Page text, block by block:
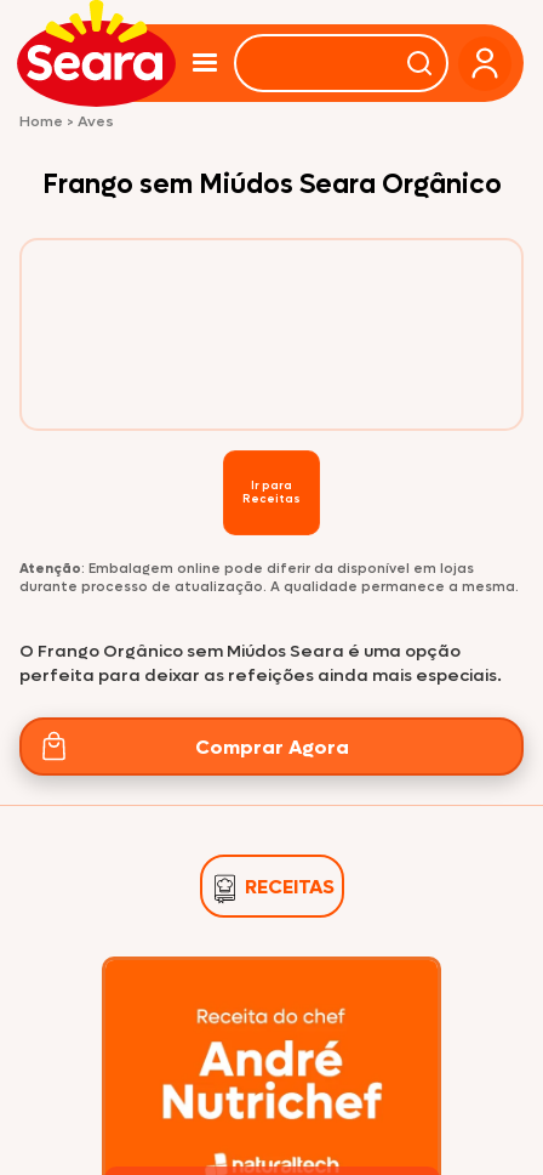
Home > Aves
Frango sem Miúdos Seara Orgânico
Ir para
Receitas
Atenção: Embalagem online pode diferir da disponível em lojas
durante processo de atualização. A qualidade permanece a mesma.
O Frango Orgânico sem Miúdos Seara é uma opção
perfeita para deixar as refeições ainda mais especiais.
Comprar Agora
RECEITAS